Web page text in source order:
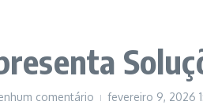
comentário fevereiro 9, 2026